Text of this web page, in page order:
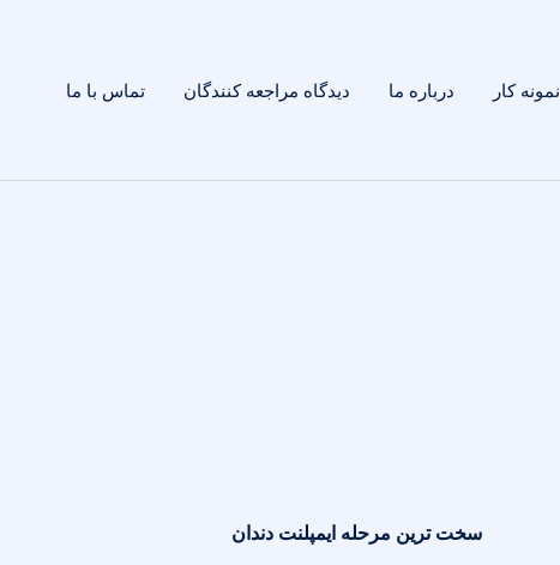
نمونه کار درباره ما دیدگاه مراجعه کنندگان تماس با ما
سخت ترین مرحله ایمپلنت دندان